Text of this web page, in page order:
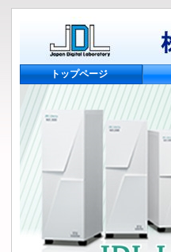
トップページ